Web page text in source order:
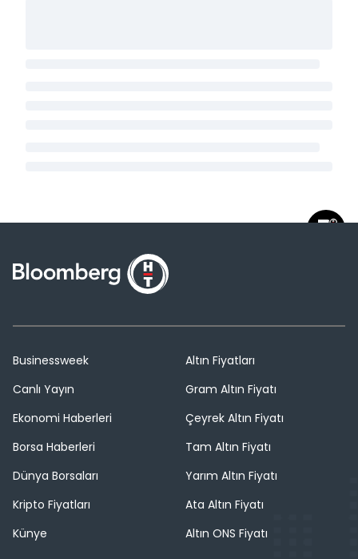
Businessweek
Canlı Yayın
Ekonomi Haberleri
Borsa Haberleri
Dünya Borsaları
Kripto Fiyatları
Künye
Altın Fiyatları
Gram Altın Fiyatı
Çeyrek Altın Fiyatı
Tam Altın Fiyatı
Yarım Altın Fiyatı
Ata Altın Fiyatı
Altın ONS Fiyatı